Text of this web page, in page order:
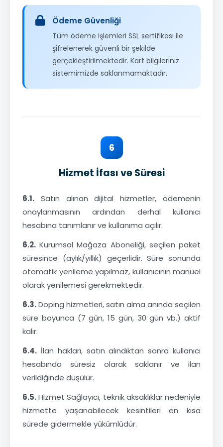
Ödeme Güvenliği
Tüm ödeme işlemleri SSL sertifikası ile
şifrelenerek güvenli bir şekilde
gerçekleştirilmektedir. Kart bilgileriniz
sistemimizde saklanmamaktadır.
6
Hizmet İfası ve Süresi
6.1. Satın alınan dijital hizmetler, ödemenin
onaylanmasının ardından derhal kullanıcı
hesabına tanımlanır ve kullanıma açılır.
6.2. Kurumsal Mağaza Aboneliği, seçilen paket
süresince (aylık/yıllık) geçerlidir. Süre sonunda
otomatik yenileme yapılmaz, kullanıcının manuel
olarak yenilemesi gerekmektedir.
6.3.Doping hizmetleri, satın alma anında seçilen
süre boyunca (7 gün, 15 gün, 30 gün vb.) aktif
kalır.
6.4. İlan hakları, satın alındıktan sonra kullanıcı
hesabında süresiz olarak saklanır ve ilan
verildiğinde düşülür.
6.5.Hizmet Sağlayıcı, teknik aksaklıklar nedeniyle
hizmette yaşanabilecek kesintileri en kısa
sürede gidermekle yükümlüdür.